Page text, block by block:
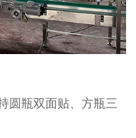
圆瓶双面贴、方瓶三